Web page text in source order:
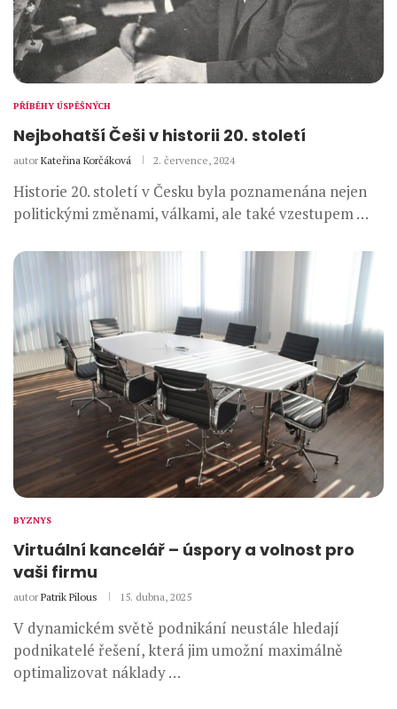
PŘÍBĚHY ÚSPĚŠNÝCH
Nejbohatší Češi v historii 20. století
autor Kateřina Korčáková 2. července, 2024
Historie 20. století v Česku byla poznamenána nejen
politickými změnami, válkami, ale také vzestupem …
BYZNYS
Virtuální kancelář – úspory a volnost pro
vaši firmu
autor Patrik Pilous 15. dubna, 2025
V dynamickém světě podnikání neustále hledají
podnikatelé řešení, která jim umožní maximálně
optimalizovat náklady …